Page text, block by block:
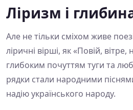
Ліризм і
Але не тільки сміхом живе
ліричні вірші, як «Повій,
глибоким почуттям туги та
рядки стали народними
надію українського народу.